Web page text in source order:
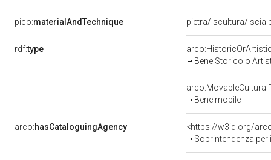
pico:materialAndTechnique pietra/ scultura/
rdf:type
Bene Storico o
Bene mobile
arco:hasCataloguingAgency
<https://w3id.org/
Soprintendenza